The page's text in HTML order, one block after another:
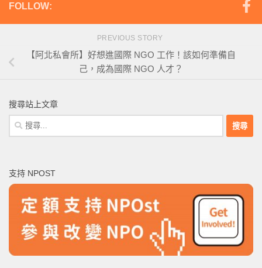
FOLLOW:
PREVIOUS STORY
【阿北私會所】好想進國際 NGO 工作！該如何準備自
己，成為國際 NGO 人才？
搜尋站上文章
搜
尋
字:
支持 NPOST